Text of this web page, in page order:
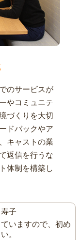
のサービスが
やコミュニテ
づくりを大切
ドバックやア
キャストの業
返信を行うな
体制を構築し
子
いますので、初め
。